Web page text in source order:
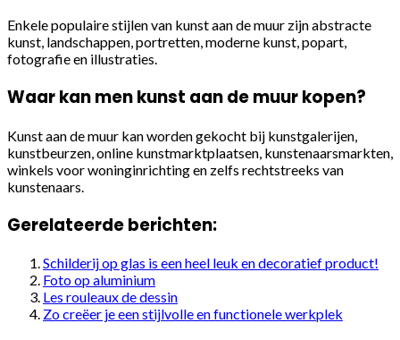
Enkele populaire stijlen van kunst aan de muur zijn abstracte
kunst, landschappen, portretten, moderne kunst, popart,
fotografie en illustraties.
Waar kan men kunst aan de muur kopen?
Kunst aan de muur kan worden gekocht bij kunstgalerijen,
kunstbeurzen, online kunstmarktplaatsen, kunstenaarsmarkten,
winkels voor woninginrichting en zelfs rechtstreeks van
kunstenaars.
Gerelateerde berichten:
Schilderij op glas is een heel leuk en decoratief product!
Foto op aluminium
Les rouleaux de dessin
Zo creëer je een stijlvolle en functionele werkplek